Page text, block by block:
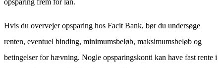
opsparing frem for lån.
Hvis du overvejer opsparing hos Facit Bank, bør du undersøge
renten, eventuel binding, minimumsbeløb, maksimumsbeløb og
betingelser for hævning. Nogle opsparingskonti kan have fast rente i